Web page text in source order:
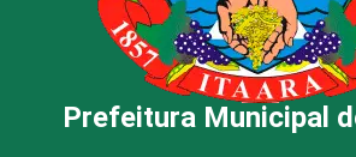
Prefeitura Municipal